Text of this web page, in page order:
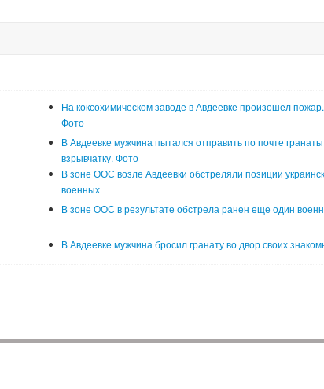
На коксохимическом заводе в Авдеевке произошел пожар.
Фото
В Авдеевке мужчина пытался отправить по почте
взрывчатку. Фото
В зоне ООС возле Авдеевки обстреляли позиции
военных
В зоне ООС в результате обстрела ранен еще один
В Авдеевке мужчина бросил гранату во двор своих